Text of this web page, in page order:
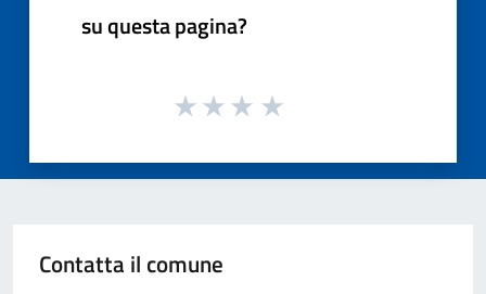
su questa pagina?
Contatta il comune